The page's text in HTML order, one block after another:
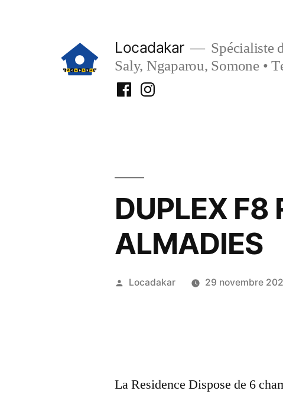
Locadakar
Spécialiste
Saly, Ngaparou, Somone •
FacebookInstagram
DUPLEX F8
ALMADIES
Publié
Locadakar 29 novembre
La Residence Dispose de 6